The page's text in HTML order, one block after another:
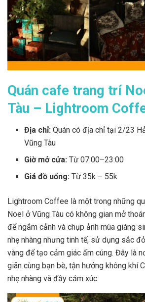
Quán cafe trang trí
Tàu – Lightroom
Địa chỉ: Quán có địa chỉ tại 2/23
Vũng Tàu
Giờ mở cửa:Từ 07:00–23:00
Giá đồ uống:Từ 35k – 55k
Lightroom Coffee là một trong những
Noel ở Vũng Tàu có không gian mở
để ngắm cảnh và chụp ảnh mùa giáng
nhẹ nhàng nhưng tinh tế, sử dụng sắc
vàng để tạo cảm giác ấm cúng. Đây là
giãn cùng bạn bè, tận hưởng không khí
nhẹ nhàng và đầy cảm xúc.